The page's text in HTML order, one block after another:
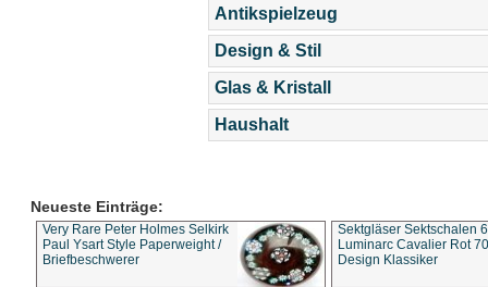
Antikspielzeug
Design & Stil
Glas & Kristall
Haushalt
Neueste Einträge:
Very Rare Peter Holmes Selkirk
Paul Ysart Style Paperweight /
Briefbeschwerer
Sektgläser Sektschalen
Luminarc Cavalier Rot
Design Klassiker